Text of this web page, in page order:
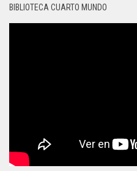
BIBLIOTECA CUARTO MUNDO